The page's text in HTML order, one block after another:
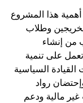
هذا المشروع
وطلاب
من إنشاء
على تنمية
القيادة السياسية
رواد
مالية ودعم